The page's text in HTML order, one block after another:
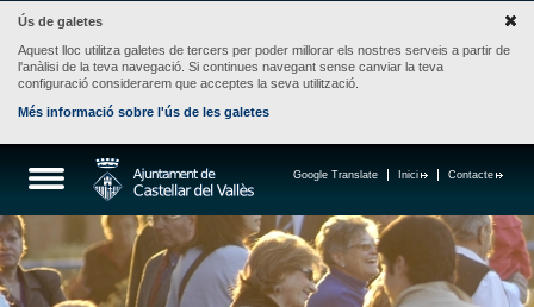
Ús de galetes
Aquest lloc utilitza galetes de tercers per poder millorar els nostres serveis a partir de
l'anàlisi de la teva navegació. Si continues navegant sense canviar la teva
configuració considerarem que acceptes la seva utilització.
Més informació sobre l'ús de les galetes
Contacte
Inici
Google Translate